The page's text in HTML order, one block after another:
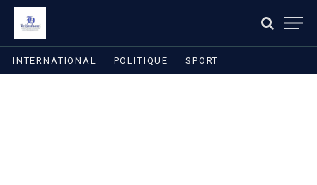
INTERNATIONAL POLITIQUE SPORT